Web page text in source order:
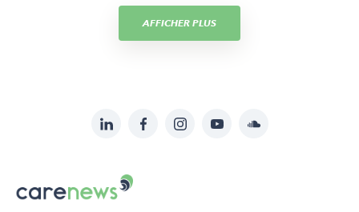
AFFICHER PLUS
sur:
LinkedInFacebookInstagramYouTubeSoundcloud
Carenews,
Le